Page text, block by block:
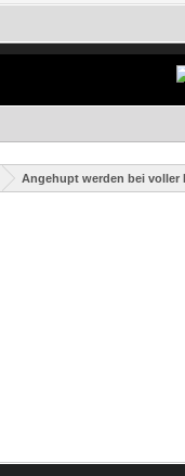
Angehupt werden bei voller